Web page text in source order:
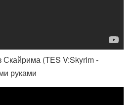
Скайрима (TES V:Skyrim -
руками